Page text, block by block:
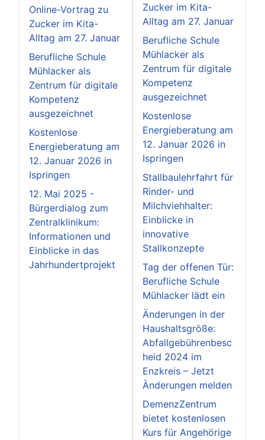
Online-Vortrag zu
Zucker im Kita-
Alltag am 27. Januar
Berufliche Schule
Mühlacker als
Zentrum für digitale
Kompetenz
ausgezeichnet
Kostenlose
Energieberatung am
12. Januar 2026 in
Ispringen
12. Mai 2025 -
Bürgerdialog zum
Zentralklinikum:
Informationen und
Einblicke in das
Jahrhundertprojekt
Zucker im Kita-
Alltag am 27. Januar
Berufliche Schule
Mühlacker als
Zentrum für digitale
Kompetenz
ausgezeichnet
Kostenlose
Energieberatung am
12. Januar 2026 in
Ispringen
Stallbaulehrfahrt für
Rinder- und
Milchviehhalter:
Einblicke in
innovative
Stallkonzepte
Tag der offenen Tür:
Berufliche Schule
Mühlacker lädt ein
Änderungen in der
Haushaltsgröße:
Abfallgebührenbesc
heid 2024 im
Enzkreis – Jetzt
Änderungen melden
DemenzZentrum
bietet kostenlosen
Kurs für Angehörige